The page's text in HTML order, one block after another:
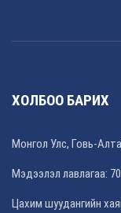
ХОЛБОО БАРИХ
Монгол Улс, Говь-
Мэдээлэл лавлагаа:
Цахим шуудангийн